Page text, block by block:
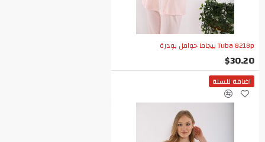
Tuba 8218p بيجاما حوامل بودرة
$30.20
اضافة للسلة